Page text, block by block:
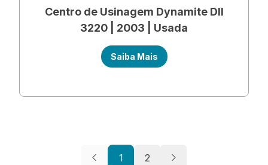
Centro de Usinagem Dynamite DII
3220 | 2003 | Usada
Saiba Mais
1 2